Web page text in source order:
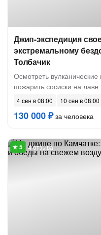
Джип-экспедиция
экстремальному
Толбачик
Осмотреть
пожарить сосиски на
4 сен в 08:00 10 сен в 08:00
130 000 ₽за человека
4 отзыва